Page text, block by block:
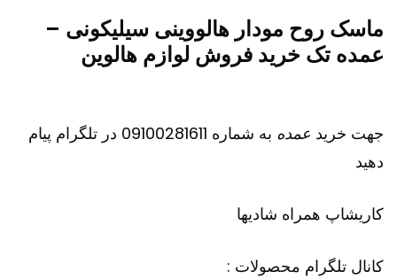
ماسک روح مودار هالووینی سیلیکونی –
عمده تک خرید فروش لوازم هالوین
جهت خرید عمده
به شماره 09100281611 در تلگرام پیام
دهید
کاریشاپ همراه شادیها
کانال تلگرام محصولات :